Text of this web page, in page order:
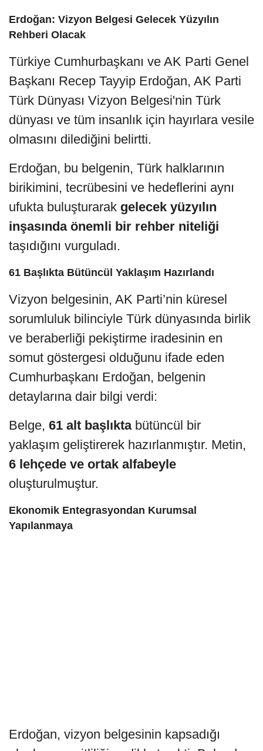
Erdoğan: Vizyon Belgesi Gelecek Yüzyılın
Rehberi Olacak
Türkiye Cumhurbaşkanı ve AK Parti Genel
Başkanı Recep Tayyip Erdoğan, AK Parti
Türk Dünyası Vizyon Belgesi'nin Türk
dünyası ve tüm insanlık için hayırlara vesile
olmasını dilediğini belirtti.
Erdoğan, bu belgenin, Türk halklarının
birikimini, tecrübesini ve hedeflerini aynı
ufukta buluşturarak gelecek yüzyılın
inşasında önemli bir rehber niteliği
taşıdığını vurguladı.
61 Başlıkta Bütüncül Yaklaşım Hazırlandı
Vizyon belgesinin, AK Parti’nin küresel
sorumluluk bilinciyle Türk dünyasında birlik
ve beraberliği pekiştirme iradesinin en
somut göstergesi olduğunu ifade eden
Cumhurbaşkanı Erdoğan, belgenin
detaylarına dair bilgi verdi:
Belge, 61 alt başlıktabütüncül bir
yaklaşım geliştirerek hazırlanmıştır. Metin,
6 lehçede ve ortak alfabeyle
oluşturulmuştur.
Ekonomik Entegrasyondan Kurumsal
Yapılanmaya
Erdoğan, vizyon belgesinin kapsadığı